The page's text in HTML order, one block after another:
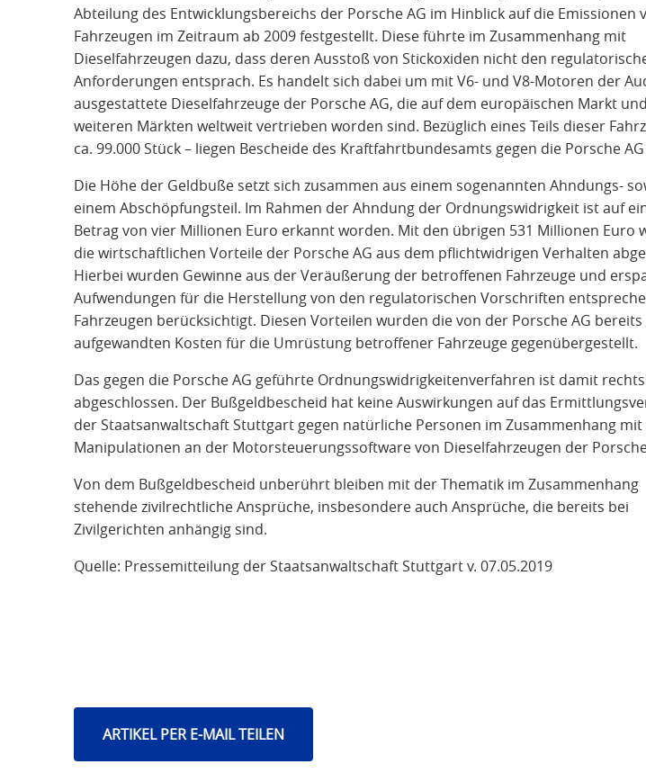
Abteilung des Entwicklungsbereichs der Porsche AG im Hinblick auf die Emissionen
Fahrzeugen im Zeitraum ab 2009 festgestellt. Diese führte im Zusammenhang mit
Dieselfahrzeugen dazu, dass deren Ausstoß von Stickoxiden nicht den
Anforderungen entsprach. Es handelt sich dabei um mit V6- und V8-Motoren der
ausgestattete Dieselfahrzeuge der Porsche AG, die auf dem europäischen Markt und
weiteren Märkten weltweit vertrieben worden sind. Bezüglich eines Teils dieser
ca. 99.000 Stück – liegen Bescheide des Kraftfahrtbundesamts gegen die Porsche
Die Höhe der Geldbuße setzt sich zusammen aus einem sogenannten Ahndungs-
einem Abschöpfungsteil. Im Rahmen der Ahndung der Ordnungswidrigkeit ist auf
Betrag von vier Millionen Euro erkannt worden. Mit den übrigen 531 Millionen Euro
die wirtschaftlichen Vorteile der Porsche AG aus dem pflichtwidrigen Verhalten
Hierbei wurden Gewinne aus der Veräußerung der betroffenen Fahrzeuge und
Aufwendungen für die Herstellung von den regulatorischen Vorschriften
Fahrzeugen berücksichtigt. Diesen Vorteilen wurden die von der Porsche AG bereits
aufgewandten Kosten für die Umrüstung betroffener Fahrzeuge gegenübergestellt.
Das gegen die Porsche AG geführte Ordnungswidrigkeitenverfahren ist damit
abgeschlossen. Der Bußgeldbescheid hat keine Auswirkungen auf das
der Staatsanwaltschaft Stuttgart gegen natürliche Personen im Zusammenhang mit
Manipulationen an der Motorsteuerungssoftware von Dieselfahrzeugen der
Von dem Bußgeldbescheid unberührt bleiben mit der Thematik im Zusammenhang
stehende zivilrechtliche Ansprüche, insbesondere auch Ansprüche, die bereits bei
Zivilgerichten anhängig sind.
Quelle: Pressemitteilung der Staatsanwaltschaft Stuttgart v. 07.05.2019
ARTIKEL PER E-MAIL TEILEN